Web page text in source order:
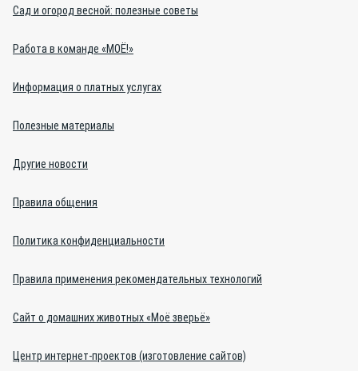
Сад и огород весной: полезные советы
Работа в команде «МОЁ!»
Информация о платных услугах
Полезные материалы
Другие новости
Правила общения
Политика конфиденциальности
Правила применения рекомендательных технологий
Сайт о домашних животных «Моё зверьё»
Центр интернет-проектов (изготовление сайтов)